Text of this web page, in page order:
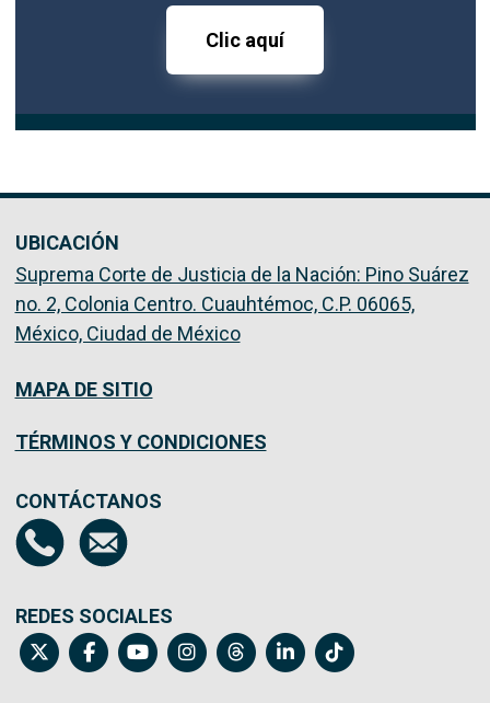
Clic aquí
UBICACIÓN
Suprema Corte de Justicia de la Nación: Pino Suárez
no. 2, Colonia Centro. Cuauhtémoc, C.P. 06065,
México, Ciudad de México
MAPA DE SITIO
TÉRMINOS Y CONDICIONES
CONTÁCTANOS
REDES SOCIALES